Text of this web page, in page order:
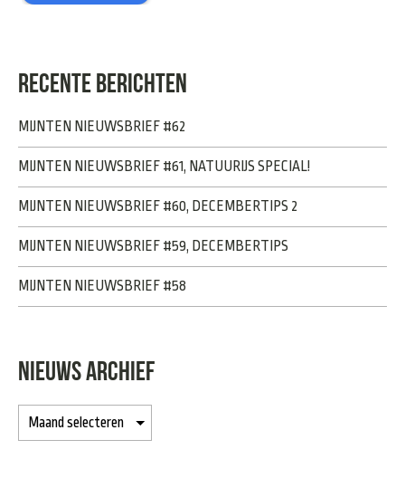
RECENTE BERICHTEN
MIJNTEN NIEUWSBRIEF #62
MIJNTEN NIEUWSBRIEF #61, NATUURIJS SPECIAL!
MIJNTEN NIEUWSBRIEF #60, DECEMBERTIPS 2
MIJNTEN NIEUWSBRIEF #59, DECEMBERTIPS
MIJNTEN NIEUWSBRIEF #58
NIEUWS ARCHIEF